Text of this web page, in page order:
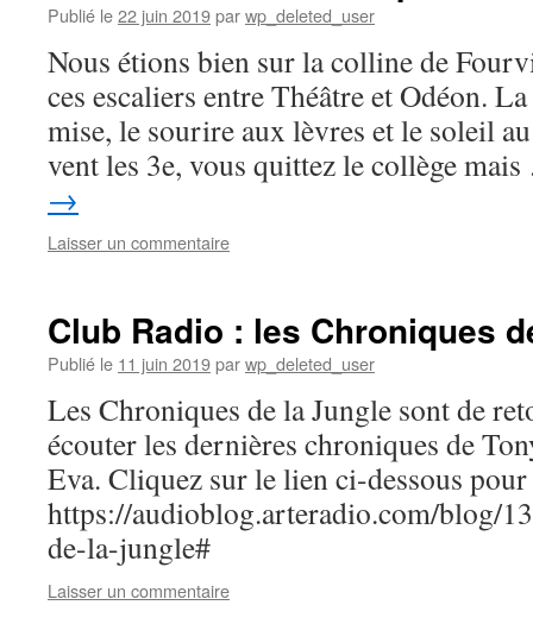
Publié le22 juin 2019parwp_deleted_user
Nous étions bien sur la colline de
ces escaliers entre Théâtre et Odéon.
mise, le sourire aux lèvres et le soleil
vent les 3e, vous quittez le collège
→
Laisser un commentaire
Club Radio : les Chroniques
Publié le 11 juin 2019parwp_deleted_user
Les Chroniques de la Jungle sont de
écouter les dernières chroniques de
Eva. Cliquez sur le lien ci-dessous
https://audioblog.arteradio.com/blog/
de-la-jungle#
Laisser un commentaire